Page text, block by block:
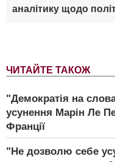
ЧИТАЙТЕ ТАКОЖ
"Демократія на
усунення Марін Ле
Франції
"Не дозволю себе
аналітику щодо